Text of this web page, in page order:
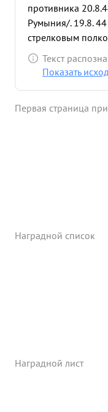
противника
Румыния/. 19.8.
стрелковым
предпринял
лично
отбитого у
Текст
Показать
Первая страница
Наградной список
Наградной лист